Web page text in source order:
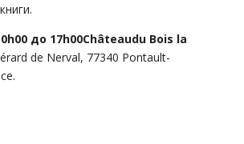
до 17h00Châteaudu Bois la
de Nerval, 77340 Pontault-